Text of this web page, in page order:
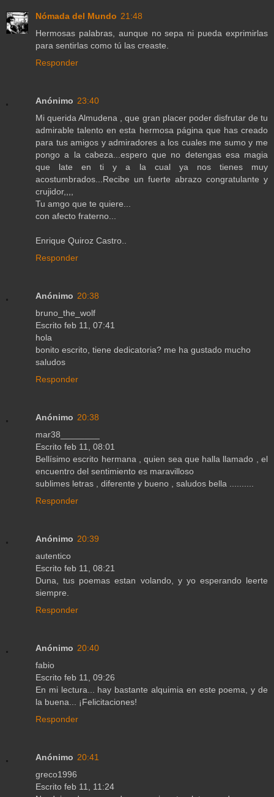
Nómada del Mundo 21:48
Hermosas palabras, aunque no sepa ni pueda exprimirlas
para sentirlas como tú las creaste.
Responder
Anónimo 23:40
Mi querida Almudena , que gran placer poder disfrutar de tu
admirable talento en esta hermosa página que has creado
para tus amigos y admiradores a los cuales me sumo y me
pongo a la cabeza...espero que no detengas esa magia
que late en ti y a la cual ya nos tienes muy
acostumbrados...Recibe un fuerte abrazo congratulante y
crujidor,,,,
Tu amgo que te quiere...
con afecto fraterno...
Enrique Quiroz Castro..
Responder
Anónimo 20:38
bruno_the_wolf
Escrito feb 11, 07:41
hola
bonito escrito, tiene dedicatoria? me ha gustado mucho
saludos
Responder
Anónimo 20:38
mar38________
Escrito feb 11, 08:01
Bellísimo escrito hermana , quien sea que halla llamado , el
encuentro del sentimiento es maravilloso
sublimes letras , diferente y bueno , saludos bella ..........
Responder
Anónimo 20:39
autentico
Escrito feb 11, 08:21
Duna, tus poemas estan volando, y yo esperando leerte
siempre.
Responder
Anónimo 20:40
fabio
Escrito feb 11, 09:26
En mi lectura... hay bastante alquimia en este poema, y de
la buena... ¡Felicitaciones!
Responder
Anónimo 20:41
greco1996
Escrito feb 11, 11:24